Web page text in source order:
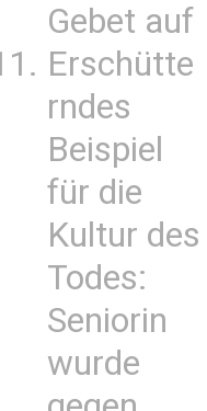
Gebet auf
Erschütte
rndes
Beispiel
für die
Kultur des
Todes:
Seniorin
wurde